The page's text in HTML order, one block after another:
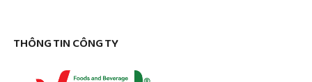
THÔNG TIN CÔNG TY